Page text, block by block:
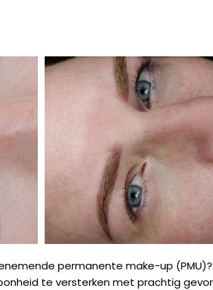
permanente make-up
te versterken met prachtig